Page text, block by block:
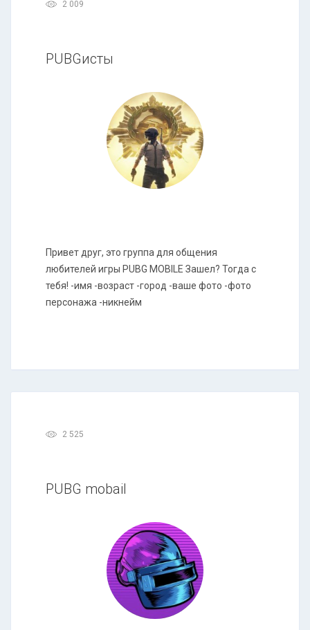
2 009
PUBGисты
Привет друг, это группа для общения
любителей игры PUBG MOBILE Зашел? Тогда с
тебя! -имя -возраст -город -ваше фото -фото
персонажа -никнейм
2 525
PUBG mobail